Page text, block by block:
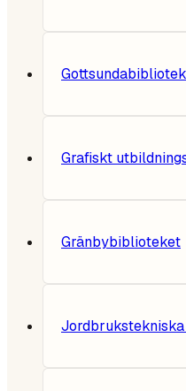
Grafiskt
Gränbybiblioteket